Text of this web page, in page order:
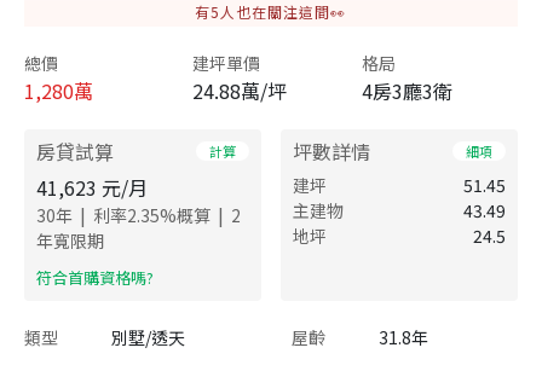
有5 人也在關注這間👀
總價
1,280萬
建坪單價
24.88萬/坪
格局
4房3廳3衛
房貸試算 計算
41,623 元/月
30年 | 利率2.35%概算 | 2
年寬限期
​符合首購資格嗎?
坪數詳情 細項
建坪
51.45
主建物
43.49
地坪
24.5
類型 別墅/透天 屋齡
31.8年